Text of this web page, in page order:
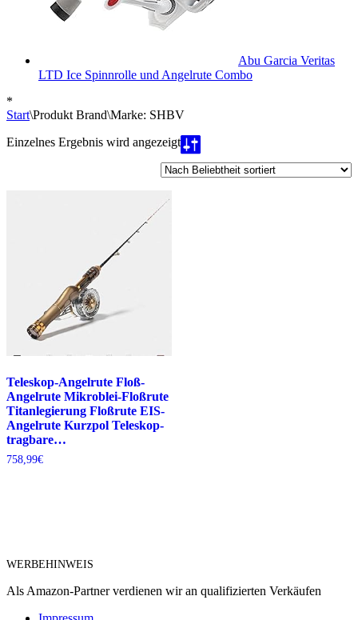
Abu Garcia Veritas
LTD Ice Spinnrolle und Angelrute Combo
*
Start\Produkt Brand\Marke: SHBV
Einzelnes Ergebnis wird angezeigt
Teleskop-Angelrute Floß-
Angelrute Mikroblei-Floßrute
Titanlegierung Floßrute EIS-
Angelrute Kurzpol Teleskop-
tragbare…
758,99€
WERBEHINWEIS
Als Amazon-Partner verdienen wir an qualifizierten Verkäufen